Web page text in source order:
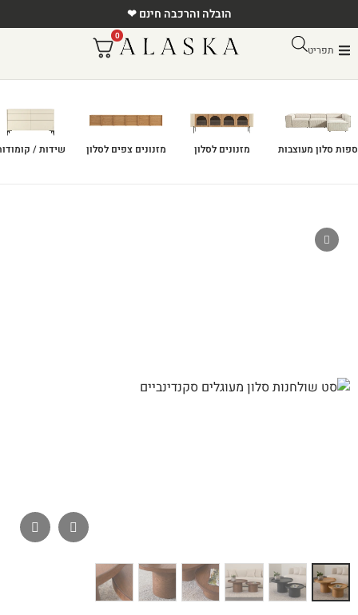
הובלה והרכבה חינם ❤
תפריט
0
ספות סלון מעוצבות מזנונים לסלון מזנונים צפים לסלון שידות /